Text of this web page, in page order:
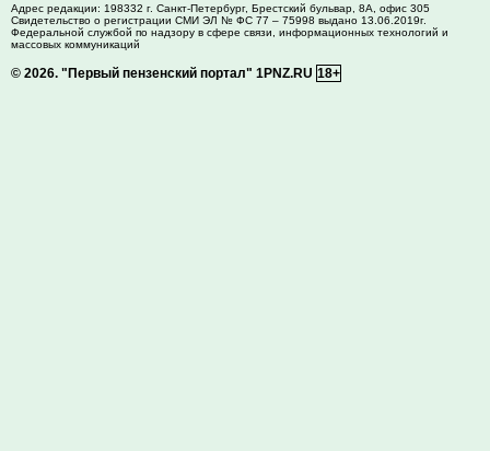
Адрес редакции: 198332 г. Санкт-Петербург, Брестский бульвар, 8А, офис 305
Свидетельство о регистрации СМИ ЭЛ № ФС 77 – 75998 выдано 13.06.2019г.
Федеральной службой по надзору в сфере связи, информационных технологий и
массовых коммуникаций
© 2026. "Первый пензенский портал" 1PNZ.RU 18+